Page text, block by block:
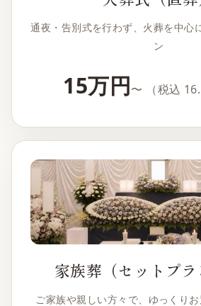
通夜・告別式を行わず、火葬を中心
ン
15万円〜 （税込
家族葬（セットプラ
ご家族や親しい方々で、ゆっくり